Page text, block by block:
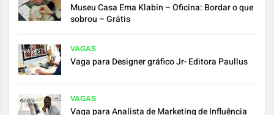
Museu Casa Ema Klabin – Oficina: Bordar o que
sobrou – Grátis
VAGAS
Vaga para Designer gráfico Jr- Editora Paullus
VAGAS
Vaga para Analista de Marketing de Influência